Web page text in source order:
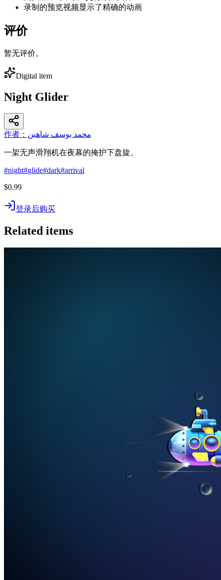
录制的预览视频显示了精确的动画
评价
暂无评价。
Digital item
Night Glider
作者：محمد يوسف شاهين
一架无声滑翔机在夜幕的掩护下盘旋。
#night#glide#dark#arrival
$0.99
登录后购买
Related items